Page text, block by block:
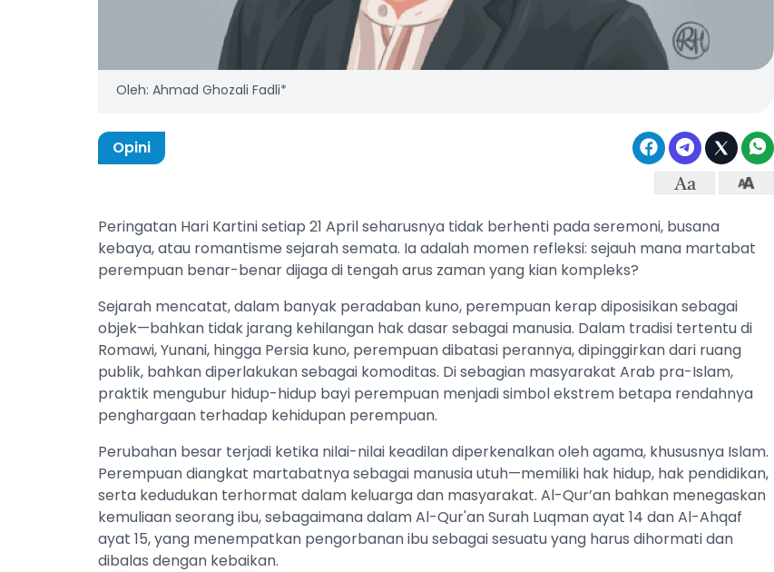
Oleh: Ahmad Ghozali Fadli*
Opini
Peringatan Hari Kartini setiap 21 April seharusnya tidak berhenti pada seremoni, busana
kebaya, atau romantisme sejarah semata. Ia adalah momen refleksi: sejauh mana martabat
perempuan benar-benar dijaga di tengah arus zaman yang kian kompleks?
Sejarah mencatat, dalam banyak peradaban kuno, perempuan kerap diposisikan sebagai
objek—bahkan tidak jarang kehilangan hak dasar sebagai manusia. Dalam tradisi tertentu di
Romawi, Yunani, hingga Persia kuno, perempuan dibatasi perannya, dipinggirkan dari ruang
publik, bahkan diperlakukan sebagai komoditas. Di sebagian masyarakat Arab pra-Islam,
praktik mengubur hidup-hidup bayi perempuan menjadi simbol ekstrem betapa rendahnya
penghargaan terhadap kehidupan perempuan.
Perubahan besar terjadi ketika nilai-nilai keadilan diperkenalkan oleh agama, khususnya Islam.
Perempuan diangkat martabatnya sebagai manusia utuh—memiliki hak hidup, hak pendidikan,
serta kedudukan terhormat dalam keluarga dan masyarakat. Al-Qur’an bahkan menegaskan
kemuliaan seorang ibu, sebagaimana dalam Al-Qur'an Surah Luqman ayat 14 dan Al-Ahqaf
ayat 15, yang menempatkan pengorbanan ibu sebagai sesuatu yang harus dihormati dan
dibalas dengan kebaikan.